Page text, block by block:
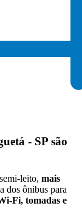
- SP são
leito, mais
dos ônibus para
Fi, tomadas e